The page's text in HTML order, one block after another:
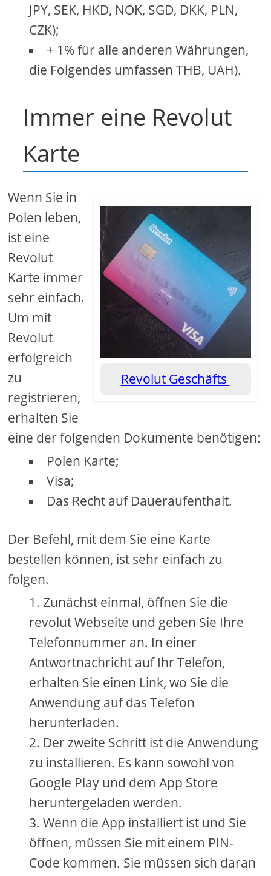
JPY, SEK, HKD, NOK, SGD, DKK, PLN,
CZK);
+ 1% für alle anderen Währungen,
die Folgendes umfassen THB, UAH).
Immer eine Revolut
Karte
Revolut Geschäfts
Wenn Sie in
Polen leben,
ist eine
Revolut
Karte immer
sehr einfach.
Um mit
Revolut
erfolgreich
zu
registrieren,
erhalten Sie
eine der folgenden Dokumente benötigen:
Polen Karte;
Visa;
Das Recht auf Daueraufenthalt.
Der Befehl, mit dem Sie eine Karte
bestellen können, ist sehr einfach zu
folgen.
Zunächst einmal, öffnen Sie die
revolut Webseite und geben Sie Ihre
Telefonnummer an. In einer
Antwortnachricht auf Ihr Telefon,
erhalten Sie einen Link, wo Sie die
Anwendung auf das Telefon
herunterladen.
Der zweite Schritt ist die Anwendung
zu installieren. Es kann sowohl von
Google Play und dem App Store
heruntergeladen werden.
Wenn die App installiert ist und Sie
öffnen, müssen Sie mit einem PIN-
Code kommen. Sie müssen sich daran